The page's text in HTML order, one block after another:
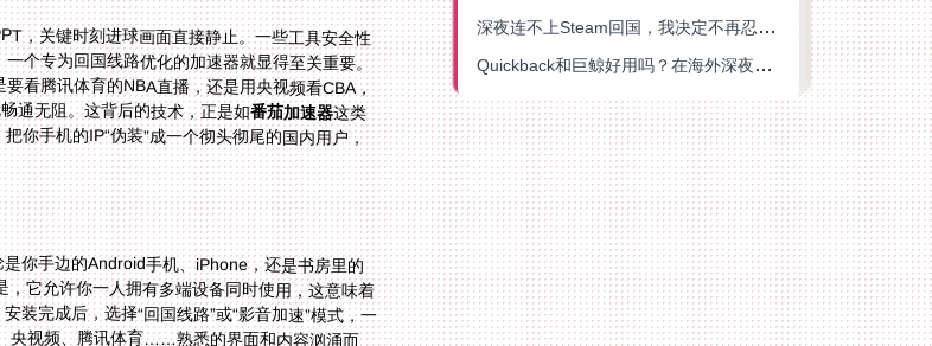
，关键时刻进球画面直接静止。一些工具安全性
个专为回国线路优化的加速器就显得至关重要。
看腾讯体育的NBA直播，还是用央视频看CBA，
通无阻。这背后的技术，正是如番茄加速器这类
服务的核心：凭借全球广泛分布的节点，它能实时智能推荐最优线路，把你手机的IP“伪装”成一个彻头彻尾的国内用户，
你手边的Android手机、iPhone，还是书房里的
它允许你一人拥有多端设备同时使用，这意味着
完成后，选择“回国线路”或“影音加速”模式，一
央视频、腾讯体育……熟悉的界面和内容汹涌而
深夜连不上Steam回国，我决定不再忍受这数字鸿沟
Quickback和巨鲸好用吗？在海外深夜想刷B站、追爱奇艺的你，或许正需要这份答案